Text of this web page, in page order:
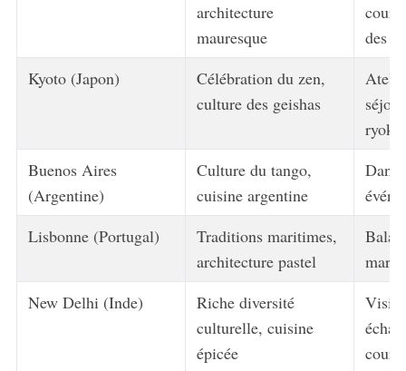
architecture
mauresque
cours
des
Kyoto (Japon)
Célébration du zen,
culture des geishas
Buenos Aires
(Argentine)
Culture du tango,
cuisine argentine
Lisbonne (Portugal)
Traditions maritimes,
architecture pastel
New Delhi (Inde)
Riche diversité
culturelle, cuisine
épicée
cours